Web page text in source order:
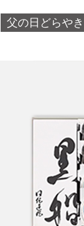
父の日どらやき